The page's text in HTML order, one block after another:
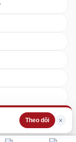
Theo dõi ×